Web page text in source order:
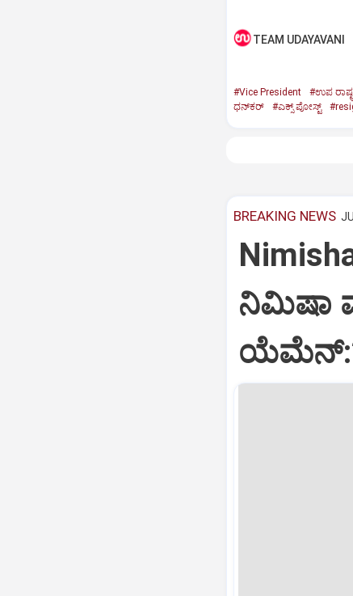
TEAM UDAYAVANI
#Vice President #ಉಪ
ಧನ್‌ಕರ್‌
#ಎಕ್ಸ್‌ ಪೋಸ್ಟ್
BREAKING NEWS
ನಿಮಿಷಾ